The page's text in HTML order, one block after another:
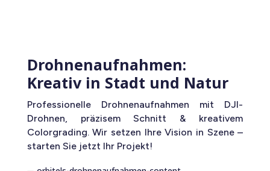
Drohnenaufnahmen:
Kreativ in Stadt und Natur
Professionelle Drohnenaufnahmen mit DJI-
Drohnen, präzisem Schnitt & kreativem
Colorgrading. Wir setzen Ihre Vision in Szene –
starten Sie jetzt Ihr Projekt!